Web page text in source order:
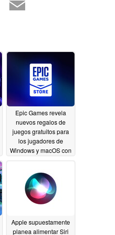
Epic Games revela
nuevos regalos de
juegos gratuitos para
los jugadores de
Windows y macOS con
Apple supuestamente
planea alimentar Siri